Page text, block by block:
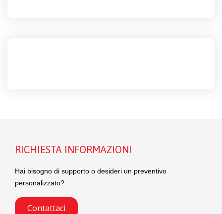
RICHIESTA INFORMAZIONI
Hai bisogno di supporto o desideri un preventivo
personalizzato?
Contattaci